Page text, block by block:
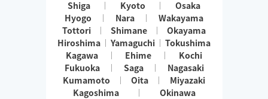
Shiga
Kyoto
Osaka
Hyogo
Nara
Wakayama
Tottori
Shimane
Okayama
Hiroshima
Yamaguchi
Tokushima
Kagawa
Ehime
Kochi
Fukuoka
Saga
Nagasaki
Kumamoto
Oita
Miyazaki
Kagoshima
Okinawa